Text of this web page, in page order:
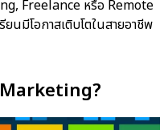
Freelance หรือ Remote
นมีโอกาสเติบโตในสายอาชีพ